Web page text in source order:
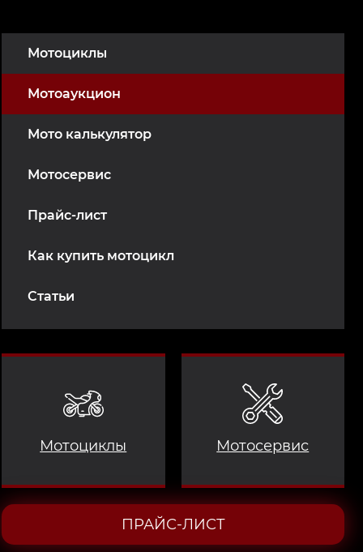
Мотоциклы
Мотоаукцион
Мото калькулятор
Мотосервис
Прайс-лист
Как купить мотоцикл
Статьи
Мотоциклы Мотосервис
ПРАЙС-ЛИСТ